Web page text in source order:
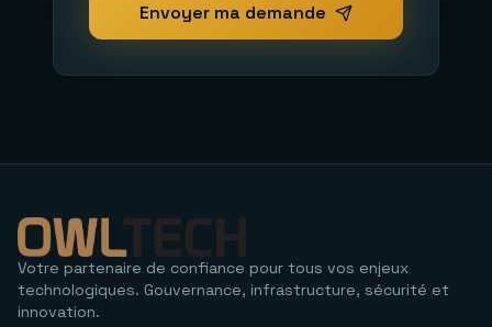
Envoyer ma demande
Votre partenaire de confiance pour tous vos enjeux
technologiques. Gouvernance, infrastructure, sécurité et
innovation.